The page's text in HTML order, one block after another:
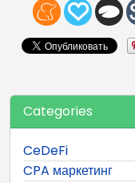
Categories
CeDeFi
CPA маркетинг